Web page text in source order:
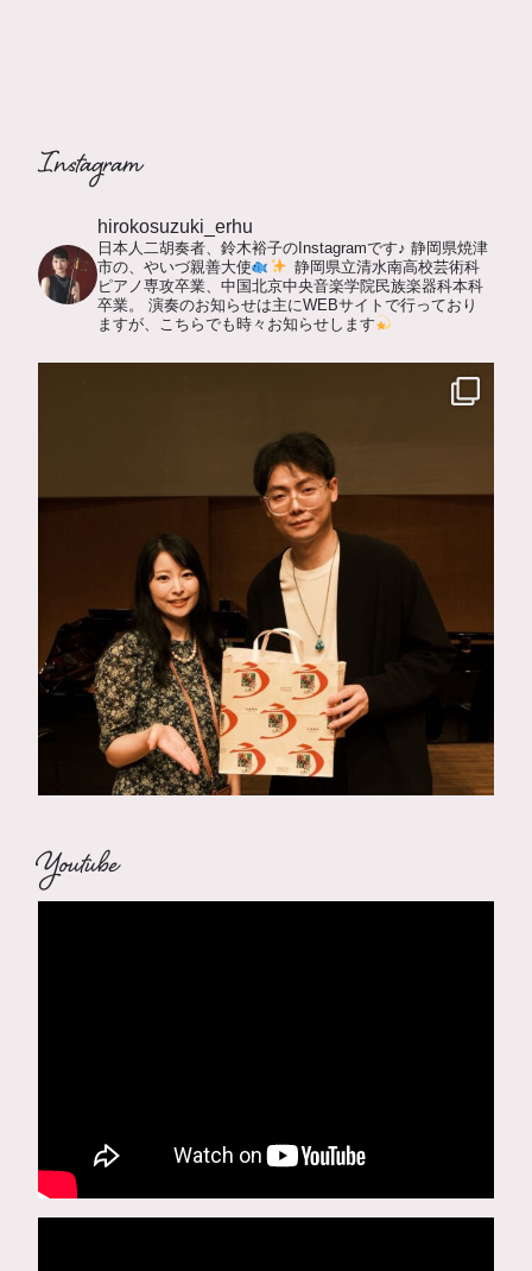
Instagram
hirokosuzuki_erhu
日本人二胡奏者、鈴木裕子のInstagramです♪ 静岡県焼津
市の、やいづ親善大使
静岡県立清水南高校芸術科
ピアノ専攻卒業、中国北京中央音楽学院民族楽器科本科
卒業。
演奏のお知らせは主にWEBサイトで行っており
ますが、こちらでも時々お知らせします
Youtube